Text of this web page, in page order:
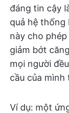
đáng tin cậy
quả hệ thống
này cho
giảm bớt
mọi người
cầu của mình
Ví dụ: một